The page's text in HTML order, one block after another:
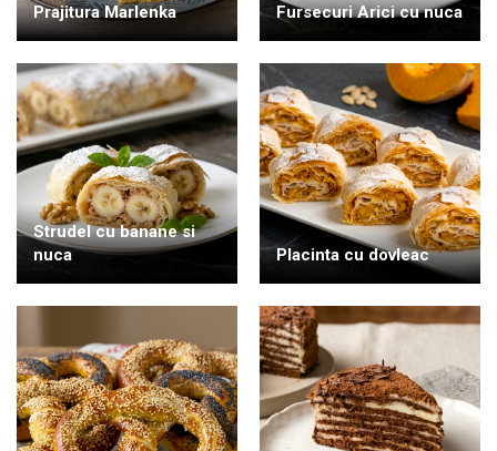
Prajitura Marlenka Fursecuri Arici cu nuca
Strudel cu banane si
nuca
Placinta cu dovleac